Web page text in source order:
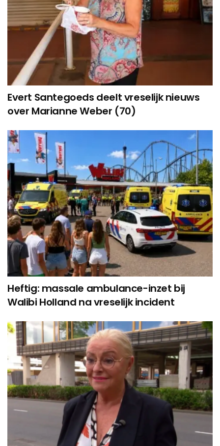
Evert Santegoeds deelt vreselijk nieuws
over Marianne Weber (70)
Heftig: massale ambulance-inzet bij
Walibi Holland na vreselijk incident